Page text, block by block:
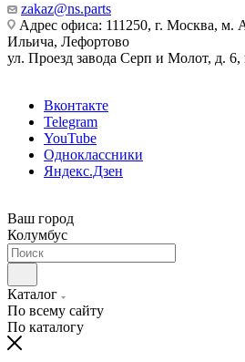
zakaz@ns.parts
Адрес офиса: 111250, г. Москва, м.
Ильича, Лефортово
ул. Проезд завода Серп и Молот, д. 6,
Вконтакте
Telegram
YouTube
Одноклассники
Яндекс.Дзен
Ваш город
Колумбус
Каталог
По всему сайту
По каталогу